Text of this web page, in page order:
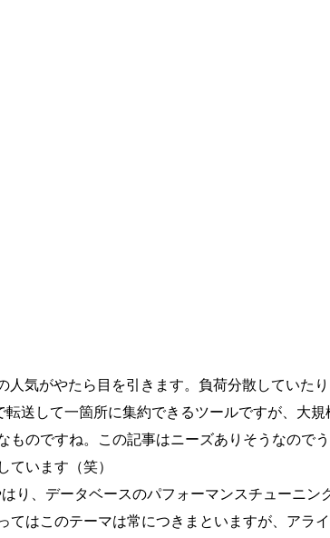
気がやたら目を引きます。負荷分散していた
送して一箇所に集約できるツールですが、大規
ものですね。この記事はニーズありそうなので
います（笑）
り、データベースのパフォーマンスチューニン
てはこのテーマは常につきまといますが、アラ